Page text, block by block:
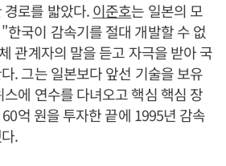
로를 밟았다.이준호는 일본의 모
한국이 감속기를 절대 개발할 수 없
관계자의 말을 듣고 자극을 받아 국
. 그는 일본보다 앞선 기술을 보유
에 연수를 다녀오고 핵심 핵심 장
억 원을 투자한 끝에 1995년 감속
.